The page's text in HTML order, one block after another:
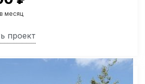
месяц
проект